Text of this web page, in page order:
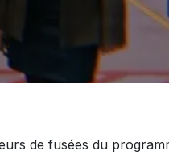
de fusées du